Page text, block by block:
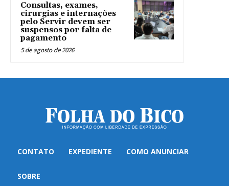
Consultas, exames,
cirurgias e internações
pelo Servir devem ser
suspensos por falta de
pagamento
5 de agosto de 2026
CONTATO EXPEDIENTE COMO ANUNCIAR
SOBRE